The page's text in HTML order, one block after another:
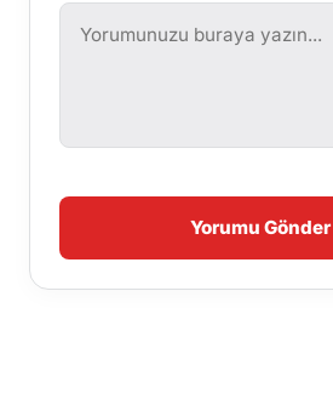
Yorumu Gönder